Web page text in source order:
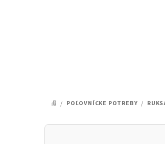
DOMOV
/ POĽOVNÍCKE POTREBY /